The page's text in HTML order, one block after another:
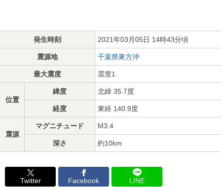
発生時刻 2021年03月05日 14時43分頃
震源地 千葉県東方沖
最大震度 震度1
位置
緯度 北緯 35.7度
経度 東経 140.9度
震源
マグニチュード M3.4
深さ 約10km
Twitter Facebook LINE